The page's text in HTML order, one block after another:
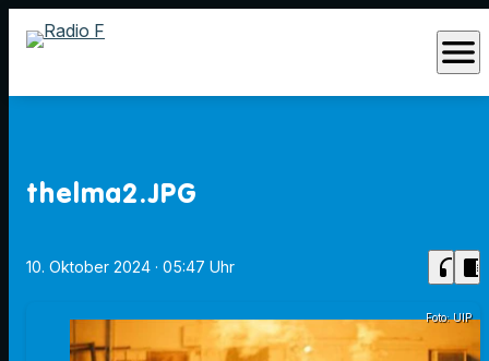
menu
thelma2.JPG
10. Oktober 2024 · 05:47 Uhr headphones chrome_reader_mode
Foto: UIP